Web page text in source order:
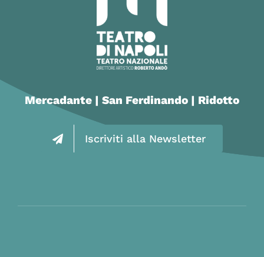
Mercadante | San Ferdinando | Ridotto
Iscriviti alla Newsletter